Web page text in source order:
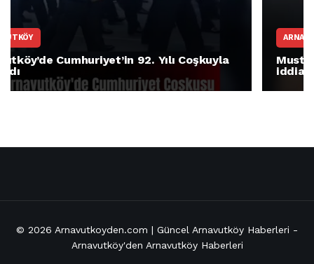
ARNAVUTKÖY
Mustafa Candaroğlu’ndan Özgür Özel’in
© 2026 Arnavutkoyden.com | Güncel Arnavutköy Haberleri -
Arnavutköy'den Arnavutköy Haberleri